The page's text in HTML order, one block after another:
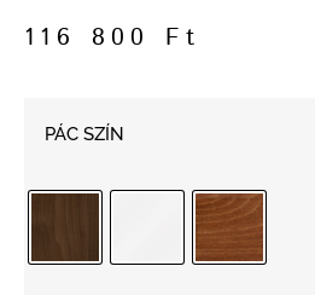
116 800 Ft
PÁC SZÍN